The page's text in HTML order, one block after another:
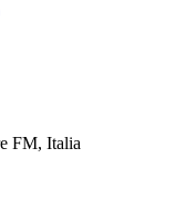
FM, Italia